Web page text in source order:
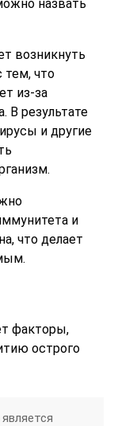
назвать
возникнуть
тем, что
из-за
В результате
и другие
и
что делает
факторы,
острого